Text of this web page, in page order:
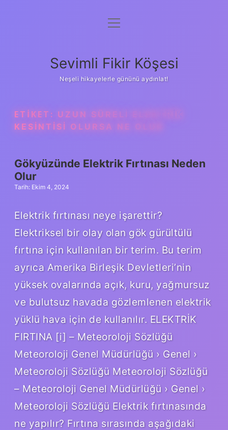
Anasayfa
Yasal Uyarı
menüyü
Sevimli Fikir Köşesi
Neşeli hikayelerle gününü aydınlat!
ETIKET: UZUN SÜRELI ELEKTRIK
KESINTISI OLURSA NE OLUR
Gökyüzünde Elektrik Fırtınası Neden
Olur
Tarih: Ekim 4, 2024
Elektrik fırtınası neye işarettir?
Elektriksel bir olay olan gök gürültülü
fırtına için kullanılan bir terim. Bu terim
ayrıca Amerika Birleşik Devletleri’nin
yüksek ovalarında açık, kuru, yağmursuz
ve bulutsuz havada gözlemlenen elektrik
yüklü hava için de kullanılır. ELEKTRİK
FIRTINA [i] – Meteoroloji Sözlüğü
Meteoroloji Genel Müdürlüğü › Genel ›
Meteoroloji Sözlüğü Meteoroloji Sözlüğü
– Meteoroloji Genel Müdürlüğü › Genel ›
Meteoroloji Sözlüğü Elektrik fırtınasında
ne yapılır? Fırtına sırasında aşağıdaki